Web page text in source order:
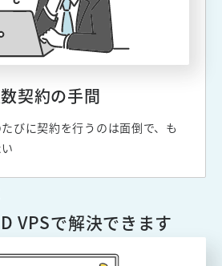
契約の手間
びに契約を行うのは面倒で、も
VPSで解決できます